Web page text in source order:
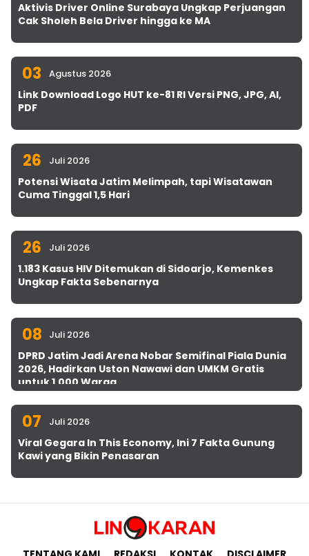
Aktivis Driver Online Surabaya Ungkap Perjuangan
Cak Sholeh Bela Driver hingga ke MA
03 Agustus 2026
Link Download Logo HUT ke-81 RI Versi PNG, JPG, AI,
PDF
26 Juli 2026
Potensi Wisata Jatim Melimpah, tapi Wisatawan
Cuma Tinggal 1,5 Hari
26 Juli 2026
1.183 Kasus HIV Ditemukan di Sidoarjo, Kemenkes
Ungkap Fakta Sebenarnya
08 Juli 2026
DPRD Jatim Jadi Arena Nobar Semifinal Piala Dunia
2026, Hadirkan Uston Nawawi dan UMKM Gratis
untuk 1.000 Warga
07 Juli 2026
Viral Gegara In This Economy, Ini 7 Fakta Gunung
Kawi yang Bikin Penasaran